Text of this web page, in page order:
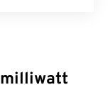
milliwatt